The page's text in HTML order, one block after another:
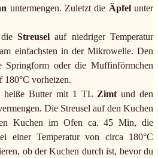
untermengen. Zuletzt die Äpfel unter
dieStreusel auf niedriger Temperatur
einfachsten in der Mikrowelle. Den
Springform oder die Muffinförmchen
180°C vorheizen.
heiße Butter mit 1 TL Zimt und den
Die Streusel auf den Kuchen
Kuchen im Ofen ca. 45 Min, die
einer Temperatur von circa 180°C
ob der Kuchen durch ist, bevor du